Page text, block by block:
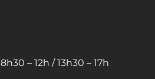
8h30 – 12h / 13h30 – 17h